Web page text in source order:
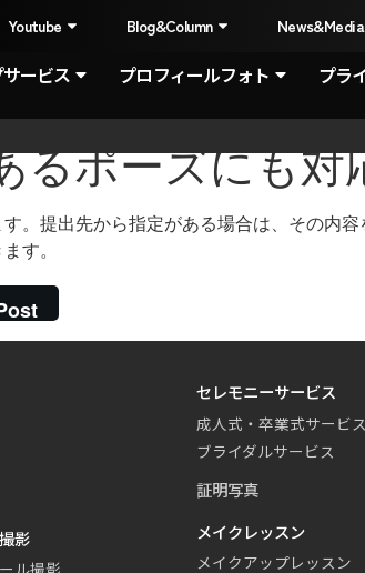
Youtube Blog&Column News&Media
ービス プロフィールフォト プラ
るポーズにも
。提出先から指定がある場合は、その内
す。
影
セレモニーサービス
成人式・卒業式サービス
ブライダルサービス
証明写真
メイクレッスン
メイクアップレッスン